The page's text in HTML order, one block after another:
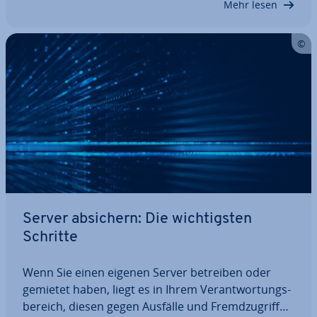
Mehr lesen
Server absichern: Die wich­tigs­ten
Schritte
Wenn Sie einen eigenen Server betreiben oder
gemietet haben, liegt es in Ihrem Ver­ant­wor­tungs­
be­reich, diesen gegen Ausfälle und Fremd­zu­grif­fe